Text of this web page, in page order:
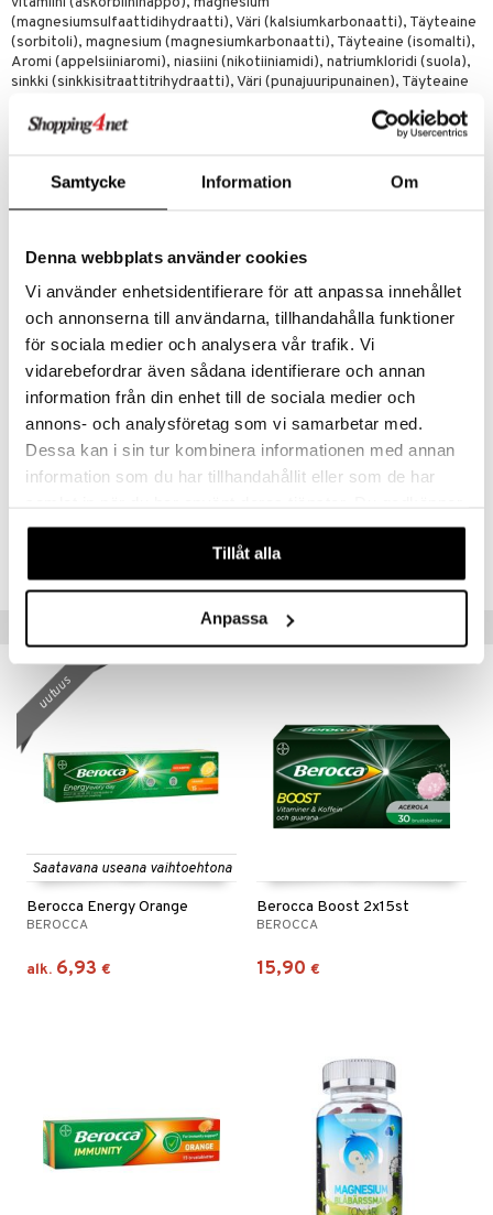
Samtycke Information Om
Denna webbplats använder cookies
Vi använder enhetsidentifierare för att anpassa innehållet
och annonserna till användarna, tillhandahålla funktioner
för sociala medier och analysera vår trafik. Vi
vidarebefordrar även sådana identifierare och annan
information från din enhet till de sociala medier och
annons- och analysföretag som vi samarbetar med.
Dessa kan i sin tur kombinera informationen med annan
information som du har tillhandahållit eller som de har
våra cookies vid fortsatt användande av vår webbplats.
Tillåt alla
Anpassa
(magnesiumsulfaattidihydraatti), Väri (kalsiumkarbonaatti), Täyteaine
(sorbitoli), magnesium (magnesiumkarbonaatti), Täyteaine (isomalti),
Aromi (appelsiiniaromi), niasiini (nikotiiniamidi), natriumkloridi (suola),
sinkki (sinkkisitraattitrihydraatti), Väri (punajuuripunainen), Täyteaine
(asesulfaamikalium, sukraloosi), B2-vitamiini (riboflaviini), B1-vitamiini
foolihappo (B9-vitamiini), biotiini (B7-vitamiini).
Sisältö per vuorokausiannos, 1 tabletti (DRI%)
B2-vitamiini (riboflaviini) 15 mg (1071%)
B5-vitamiini (pantoteenihappo) 23 mg (383%)
B6-vitamiini (pyridoksiini) 8,22 mg (587%)
B7-vitamiini (biotiini) 150 µg (300%)
B9-vitamiini (foolihappo) 400 µg (200%)
B12-vitamiini (kobalamiini) 10 µg (400%)
Magnesium 100 mg (27%)
Sinkki 10 mg (100%)
* Päivittäinen viitearvo. ** DRI ei määritelty
Tuotenumero
Suositut tuotteet
Saatavana useana vaihtoehtona
Berocca Energy Orange
BEROCCA
alk. 6,93 €
uutuus
Berocca Boost 2x15st
BEROCCA
15,90 €